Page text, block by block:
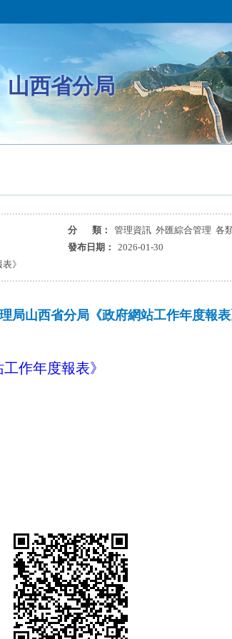
山西省分局
分 類：
管理資訊 外匯綜合管理 各
發布日期：
2026-01-30
》​
局山西省分局《政府網站工作年度報表
作年度報表》